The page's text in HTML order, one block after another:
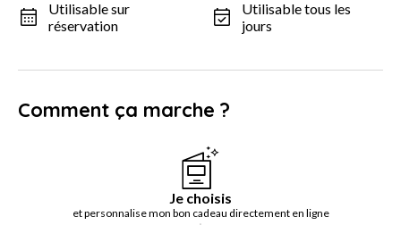
Utilisable sur
réservation
Utilisable tous les
jours
Comment ça marche ?
Je choisis
et personnalise mon bon cadeau directement en ligne